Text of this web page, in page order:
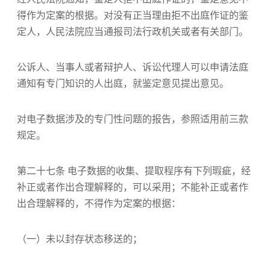
得作为定案的根据。对没有正当理由拒不出庭作证的鉴
定人，人民法院应当通报司法行政机关或者有关部门。
公诉人、当事人或者辩护人、诉讼代理人可以申请法庭
通知有专门知识的人出庭，就鉴定意见提出意见。
对电子数据涉及的专门性问题的报告，参照适用前三款
规定。
第二十七条 电子数据的收集、提取程序有下列瑕疵，经
补正或者作出合理解释的，可以采用；不能补正或者作
出合理解释的，不得作为定案的根据：
（一）未以封存状态移送的；